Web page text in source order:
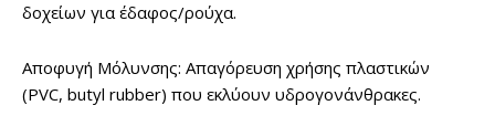
δοχείων για έδαφος/ρούχα.
Αποφυγή Μόλυνσης: Απαγόρευση χρήσης πλαστικών
(PVC, butyl rubber) που εκλύουν υδρογονάνθρακες.